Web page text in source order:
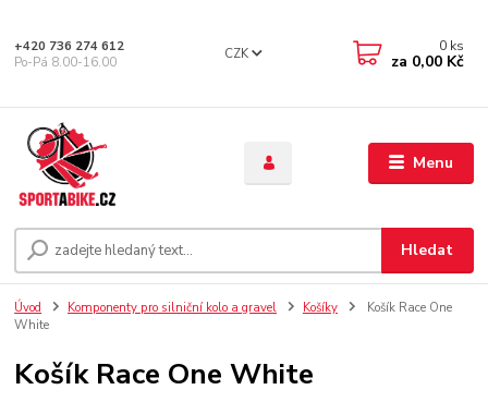
Menu
CZK
Hledat
+420 736 274 612
Po-Pá 8.00-16.00
0 ks
za 0,00 Kč
Úvod Komponenty pro silniční kolo a gravel Košíky
Košík Race One
White
Košík Race One White